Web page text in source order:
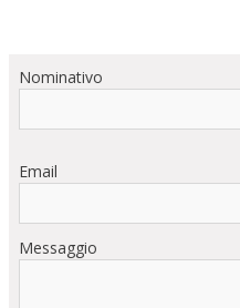
Nominativo
Email
Messaggio